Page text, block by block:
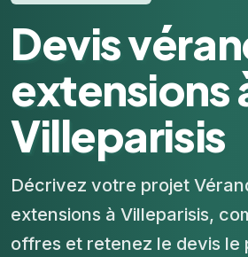
Devis
extensions
Villeparisis
Décrivez votre projet
extensions à Villeparisis,
offres et retenez le devis le